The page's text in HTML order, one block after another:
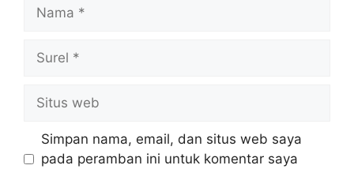
web
Simpan nama, email, dan situs web saya
pada peramban ini untuk komentar saya